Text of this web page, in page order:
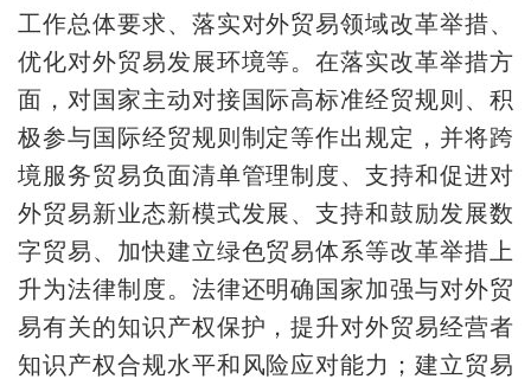
工作总体要求、落实对外贸易领域改革举措、
优化对外贸易发展环境等。在落实改革举措方
面，对国家主动对接国际高标准经贸规则、积
极参与国际经贸规则制定等作出规定，并将跨
境服务贸易负面清单管理制度、支持和促进对
外贸易新业态新模式发展、支持和鼓励发展数
字贸易、加快建立绿色贸易体系等改革举措上
升为法律制度。法律还明确国家加强与对外贸
易有关的知识产权保护，提升对外贸易经营者
知识产权合规水平和风险应对能力；建立贸易